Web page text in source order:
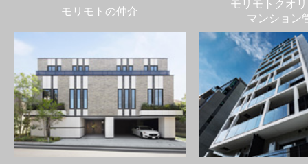
モリモトの仲介
モリモトクオ
マンション